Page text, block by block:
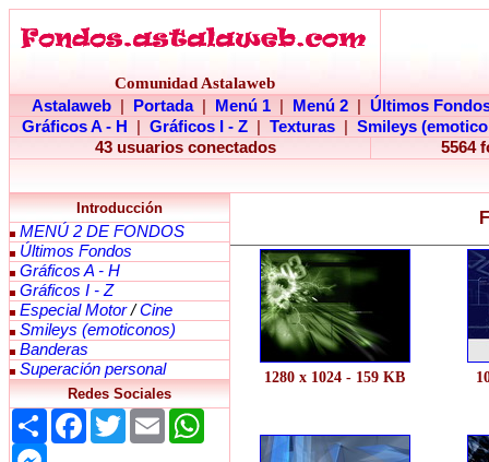
Comunidad Astalaweb
Astalaweb
Portada Menú 1 Menú 2
Últimos
Gráficos A - H
Gráficos I - Z Texturas
Smileys
43 usuarios conectados
5564
Introducción
MENÚ 2 DE FONDOS
Últimos Fondos
Gráficos A - H
Gráficos I - Z
Especial Motor/Cine
Smileys (emoticonos)
Banderas
Superación personal
Redes Sociales
Share Facebook
TwitterEmail
1280 x 1024 - 159 KB